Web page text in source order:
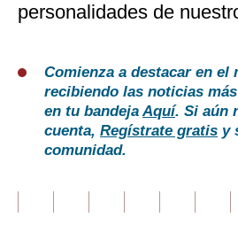
personalidades de
Comienza a destacar en el
recibiendo las noticias
en tu bandejaAquí. Si aún
cuenta, Regístrate gratis y
comunidad.